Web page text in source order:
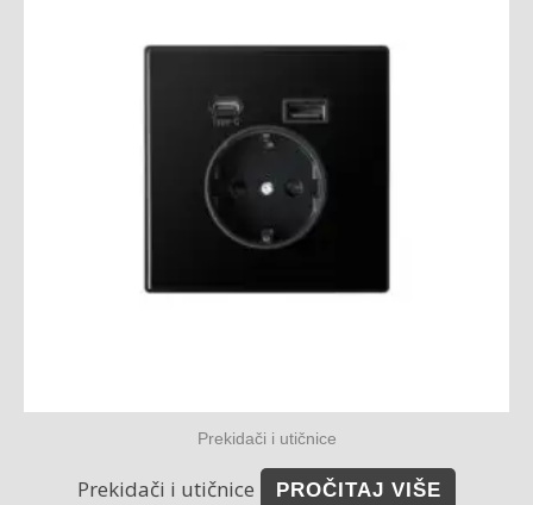
Prekidači i utičnice
Prekidači i utičnice PROČITAJ VIŠE